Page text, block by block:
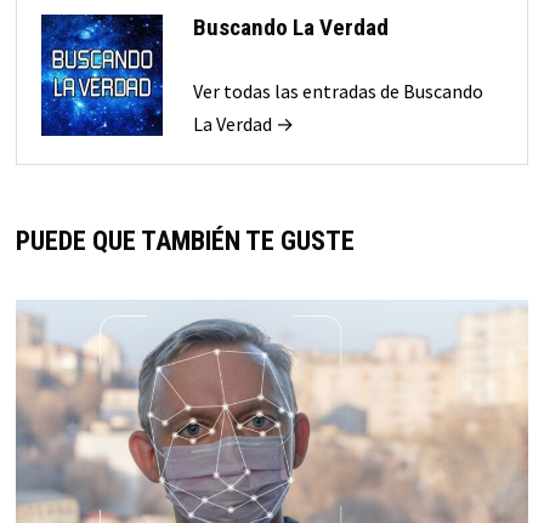
Buscando La Verdad
Ver todas las entradas de Buscando
La Verdad →
PUEDE QUE TAMBIÉN TE GUSTE